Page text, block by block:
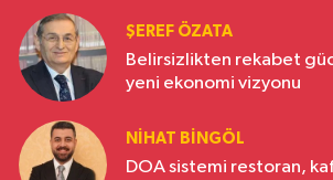
ŞEREF ÖZATA
Belirsizlikten rekabet
yeni ekonomi vizyonu
NIHAT BINGÖL
DOA sistemi restoran,